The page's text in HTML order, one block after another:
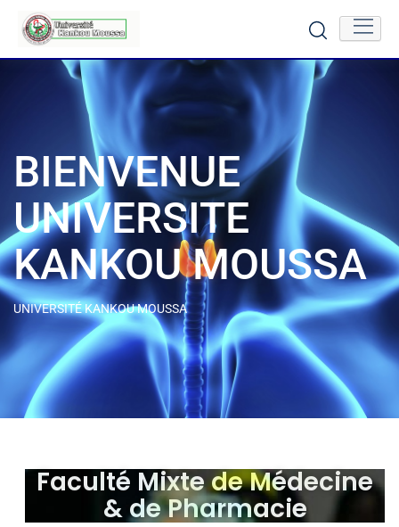
BIENVENUE
UNIVERSITE
KANKOU MOUSSA
UNIVERSITÉ KANKOU MOUSSA
Faculté Mixte de Médecine
& de Pharmacie